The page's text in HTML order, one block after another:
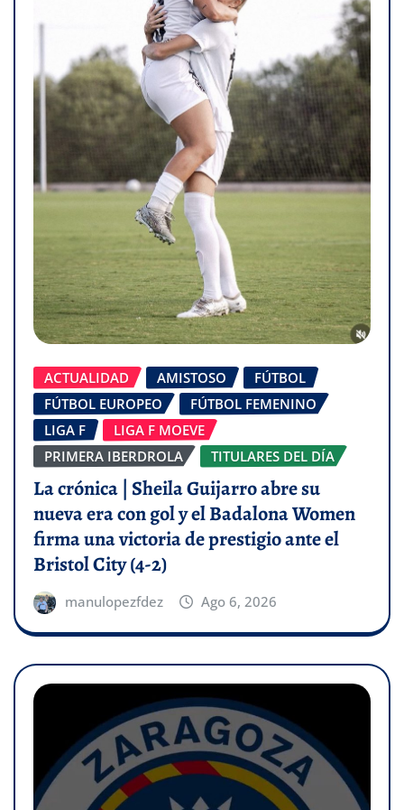
ACTUALIDAD AMISTOSO
FÚTBOL
FÚTBOL EUROPEO
FÚTBOL FEMENINO
LIGA F
LIGA F MOEVE
PRIMERA IBERDROLA
TITULARES DEL DÍA
La crónica | Sheila Guijarro abre su
nueva era con gol y el Badalona Women
firma una victoria de prestigio ante el
Bristol City (4-2)
manulopezfdez Ago 6, 2026